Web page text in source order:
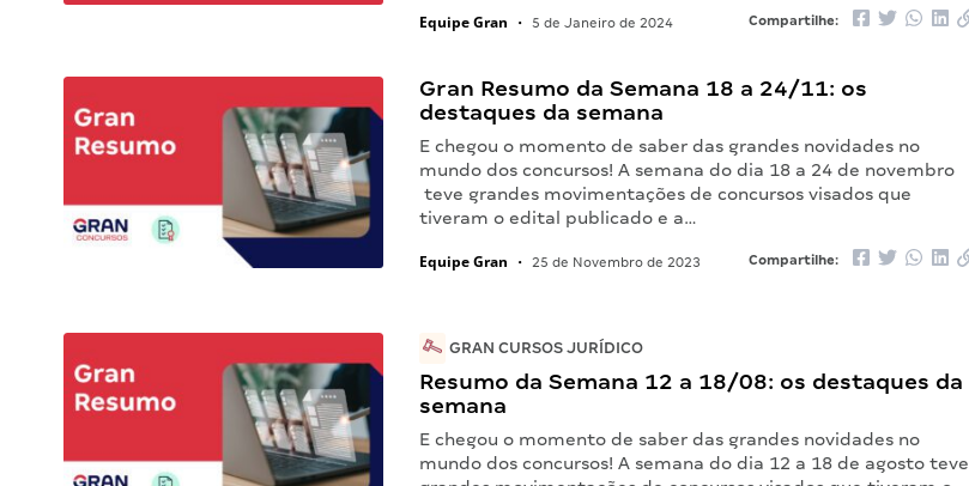
Equipe Gran • 5 de Janeiro de 2024 Compartilhe:
Gran Resumo da Semana 18 a 24/11: os
destaques da semana
E chegou o momento de saber das grandes novidades no
mundo dos concursos! A semana do dia 18 a 24 de novembro
teve grandes movimentações de concursos visados que
tiveram o edital publicado e a…
Equipe Gran • 25 de Novembro de 2023 Compartilhe:
GRAN CURSOS JURÍDICO
Resumo da Semana 12 a 18/08: os destaques da
semana
E chegou o momento de saber das grandes novidades no
mundo dos concursos! A semana do dia 12 a 18 de agosto teve